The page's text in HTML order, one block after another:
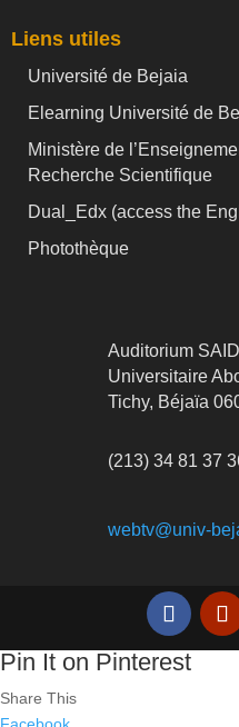
Liens utiles
Université de Bejaia
Elearning Université de
Ministère de
Recherche Scientifique
Dual_Edx (access the
Photothèque
Auditorium
Universitaire
Tichy, Béjaïa
(213) 34 81 37
webtv@univ-
Pin It on Pinterest
Share This